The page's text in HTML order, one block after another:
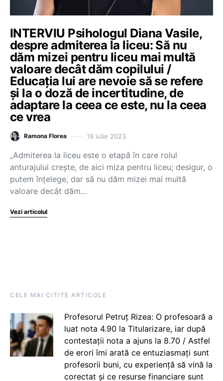
INTERVIU Psihologul Diana Vasile,
despre admiterea la liceu: Să nu
dăm mizei pentru liceu mai multă
valoare decât dăm copilului /
Educația lui are nevoie să se refere
și la o doză de incertitudine, de
adaptare la ceea ce este, nu la ceea
ce vrea
Ramona Florea 19 iulie 2023
„Admiterea la liceu este o etapă în care rolul
anturajului crește, de aici miza pentru liceu; desigur, o
putem înțelege, dar să nu dăm mizei mai multă
valoare decât dăm…
Vezi articolul
CELE MAI CITITE ARTICOLE
Profesorul Petruț Rizea: O profesoară a
luat nota 4.90 la Titularizare, iar după
contestații nota a ajuns la 8.70 / Astfel
de erori îmi arată ce entuziasmați sunt
profesorii buni, cu experiență să vină la
corectat și ce resurse financiare sunt